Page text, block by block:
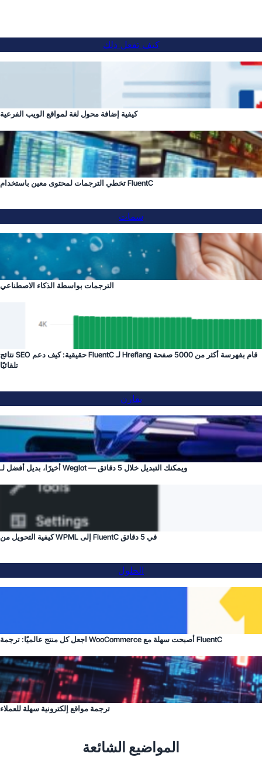
كيف تفعل ذلك
كيفية إضافة محول لغة لمواقع الويب الفرعية
تخطي الترجمات لمحتوى معين باستخدام FluentC
سمات
الترجمات بواسطة الذكاء الاصطناعي
نتائج SEO حقيقية: كيف دعم FluentC لـ Hreflang قام بفهرسة أكثر من 5000 صفحة
تلقائيًا
يقارن
أخيرًا، بديل أفضل لـ Weglot — ويمكنك التبديل خلال 5 دقائق
كيفية التحويل من WPML إلى FluentC في 5 دقائق
الحلول
اجعل كل منتج عالميًا: ترجمة WooCommerce أصبحت سهلة مع FluentC
ترجمة مواقع إلكترونية سهلة للعملاء
المواضيع الشائعة